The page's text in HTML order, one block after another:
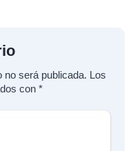
no será publicada. Los
con *